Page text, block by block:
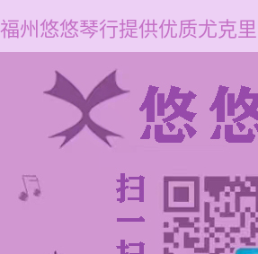
福州悠悠琴行提供优质尤克